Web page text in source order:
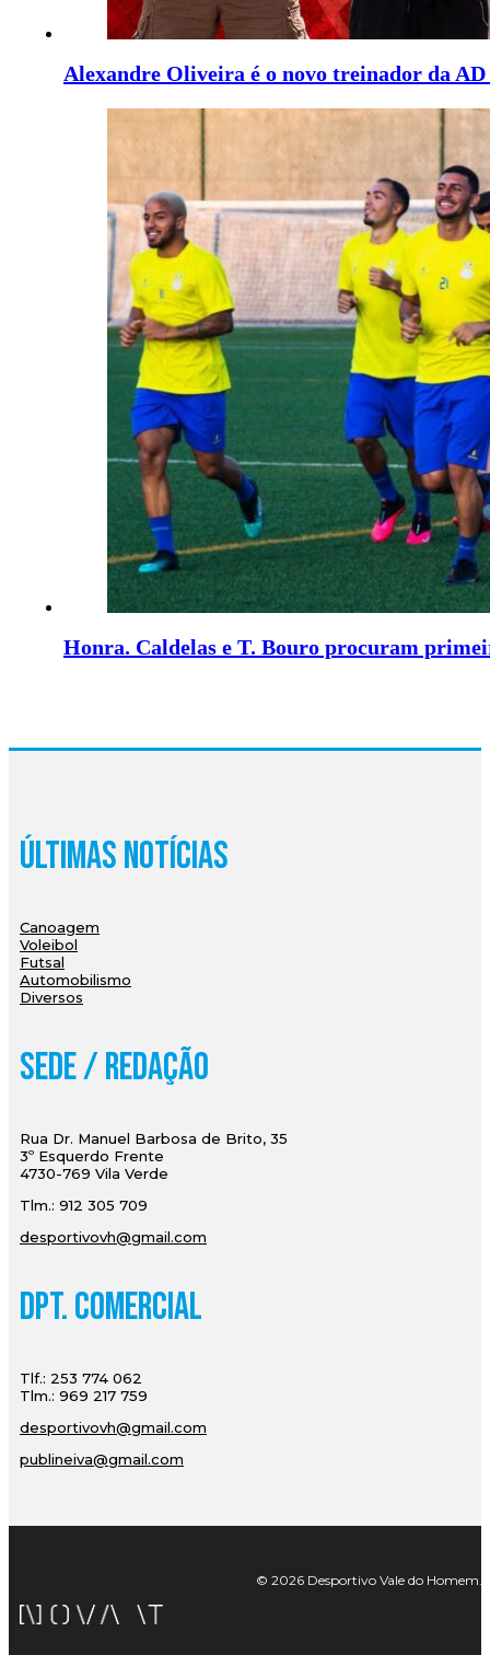
Alexandre Oliveira é o novo treinador da AD
Honra. Caldelas e T. Bouro procuram
Últimas Notícias
Canoagem
Voleibol
Futsal
Automobilismo
Diversos
Sede / Redação
Rua Dr. Manuel Barbosa de Brito, 35
3º Esquerdo Frente
4730-769 Vila Verde
Tlm.: 912 305 709
desportivovh@gmail.com
Dpt. Comercial
Tlf.: 253 774 062
Tlm.: 969 217 759
desportivovh@gmail.com
publineiva@gmail.com
© 2026 Desportivo Vale do Homem.